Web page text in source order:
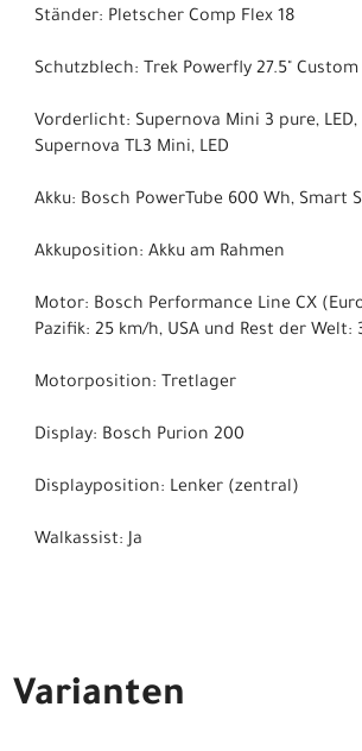
Ständer: Pletscher Comp Flex 18
Schutzblech: Trek Powerfly 27.5"
Vorderlicht: Supernova Mini 3 pure,
Supernova TL3 Mini, LED
Akku: Bosch PowerTube 600 Wh, Smart
Akkuposition: Akku am Rahmen
Motor: Bosch Performance Line CX
Pazifik: 25 km/h, USA und Rest der Welt:
Motorposition: Tretlager
Display: Bosch Purion 200
Displayposition: Lenker (zentral)
Walkassist: Ja
Varianten